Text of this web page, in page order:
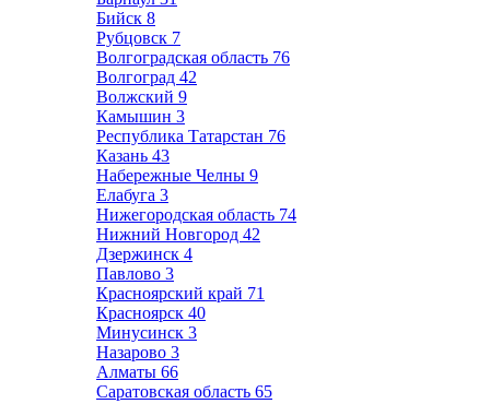
Бийск 8
Рубцовск 7
Волгоградская область 76
Волгоград 42
Волжский 9
Камышин 3
Республика Татарстан 76
Казань 43
Набережные Челны 9
Елабуга 3
Нижегородская область 74
Нижний Новгород 42
Дзержинск 4
Павлово 3
Красноярский край 71
Красноярск 40
Минусинск 3
Назарово 3
Алматы 66
Саратовская область 65